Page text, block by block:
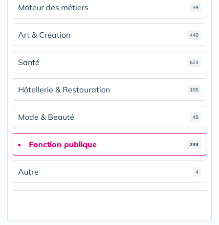
Moteur des métiers 39
Art & Création 440
Santé 623
Hôtellerie & Restauration 105
Mode & Beauté 48
Fonction publique 233
Autre 4